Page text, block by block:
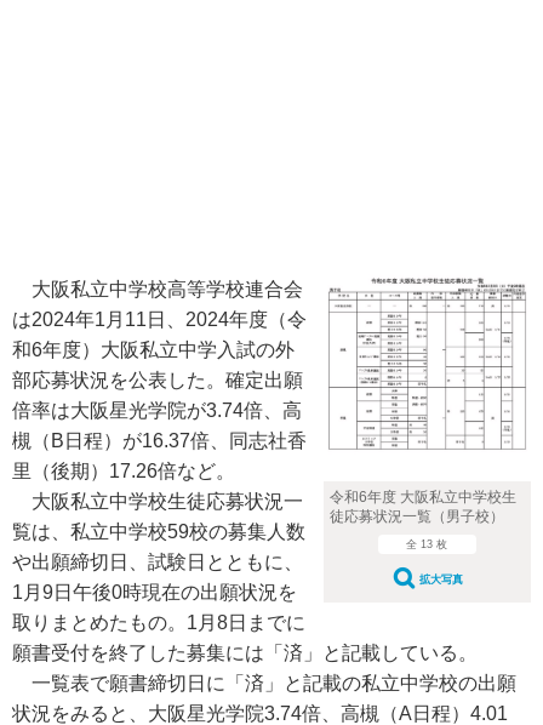
令和6年度 大阪私立中学校生
徒応募状況一覧（男子校）
全 13 枚
拡大写真
大阪私立中学校高等学校連合会
は2024年1月11日、2024年度（令
和6年度）大阪私立中学入試の外
部応募状況を公表した。確定出願
倍率は大阪星光学院が3.74倍、高
槻（B日程）が16.37倍、同志社香
里（後期）17.26倍など。
大阪私立中学校生徒応募状況一
覧は、私立中学校59校の募集人数
や出願締切日、試験日とともに、
1月9日午後0時現在の出願状況を
取りまとめたもの。1月8日までに
願書受付を終了した募集には「済」と記載している。
一覧表で願書締切日に「済」と記載の私立中学校の出願
状況をみると、大阪星光学院3.74倍、高槻（A日程）4.01